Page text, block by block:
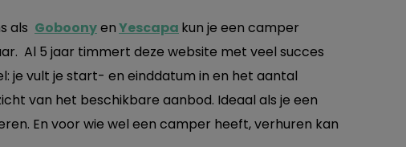
als GoboonyenYescapa kun je een camper
Al 5 jaar timmert deze website met veel succes
je vult je start- en einddatum in en het aantal
van het beschikbare aanbod. Ideaal als je een
En voor wie wel een camper heeft, verhuren kan